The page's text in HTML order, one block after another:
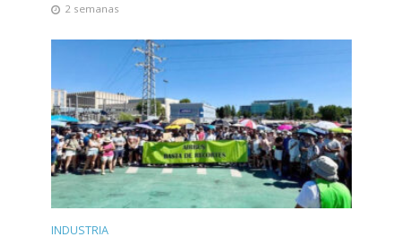
2 semanas
INDUSTRIA